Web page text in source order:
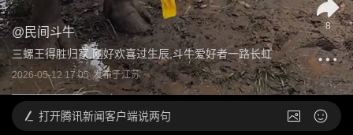
@ 民间斗牛
三螺王得胜归家,刚好欢喜过生辰,斗牛爱好者一路长虹
2026-05-12 17:05 发布于江苏
8
打开腾讯新闻客户端说两句